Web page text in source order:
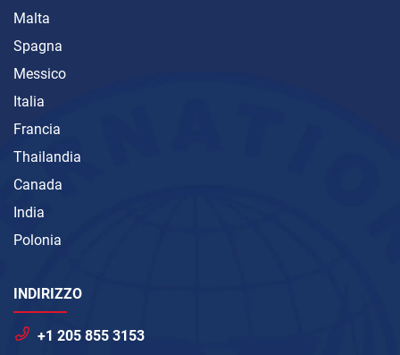
Malta
Spagna
Messico
Italia
Francia
Thailandia
Canada
India
Polonia
INDIRIZZO
+1 205 855 3153